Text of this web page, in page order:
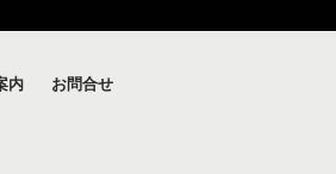
内 お問合せ